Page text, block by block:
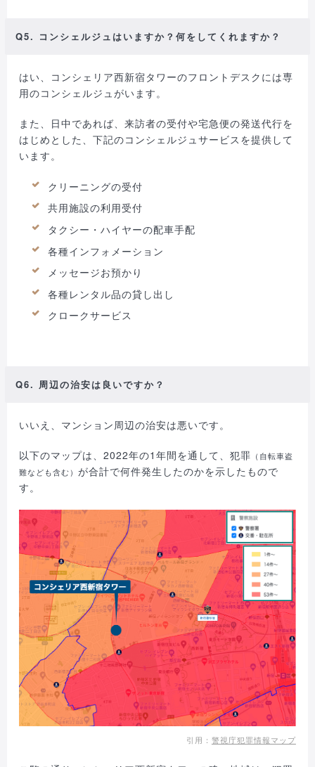
Q5. コンシェルジュはいますか？何をしてくれますか？
はい、コンシェリア西新宿タワーのフロントデスクには専
用のコンシェルジュがいます。
また、日中であれば、来訪者の受付や宅急便の発送代行を
はじめとした、下記のコンシェルジュサービスを提供して
います。
クリーニングの受付
共用施設の利用受付
タクシー・ハイヤーの配車手配
各種インフォメーション
メッセージお預かり
各種レンタル品の貸し出し
クロークサービス
Q6. 周辺の治安は良いですか？
いいえ、マンション周辺の治安は悪いです。
以下のマップは、2022年の1年間を通して、犯罪 （自転車盗
難なども含む）が合計で何件発生したのかを示したもので
す。
引用： 警視庁犯罪情報マップ